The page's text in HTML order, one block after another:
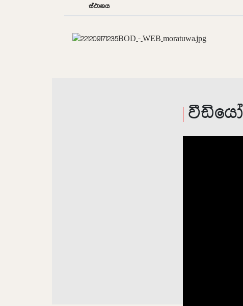
ස්ථානය
වීඩියෝ